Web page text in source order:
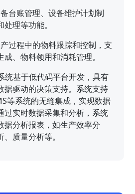
台账管理、设备维护计划制
理等功能。
过程中的物料跟踪和控制，支
、物料领用和消耗管理。
统基于低代码平台开发，具有
据驱动的决策支持。系统支持
等系统的无缝集成，实现数据
过实时数据采集和分析，系统
据分析报表，如生产效率分
质量分析等。